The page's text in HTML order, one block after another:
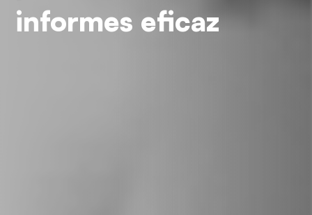
informes eficaz